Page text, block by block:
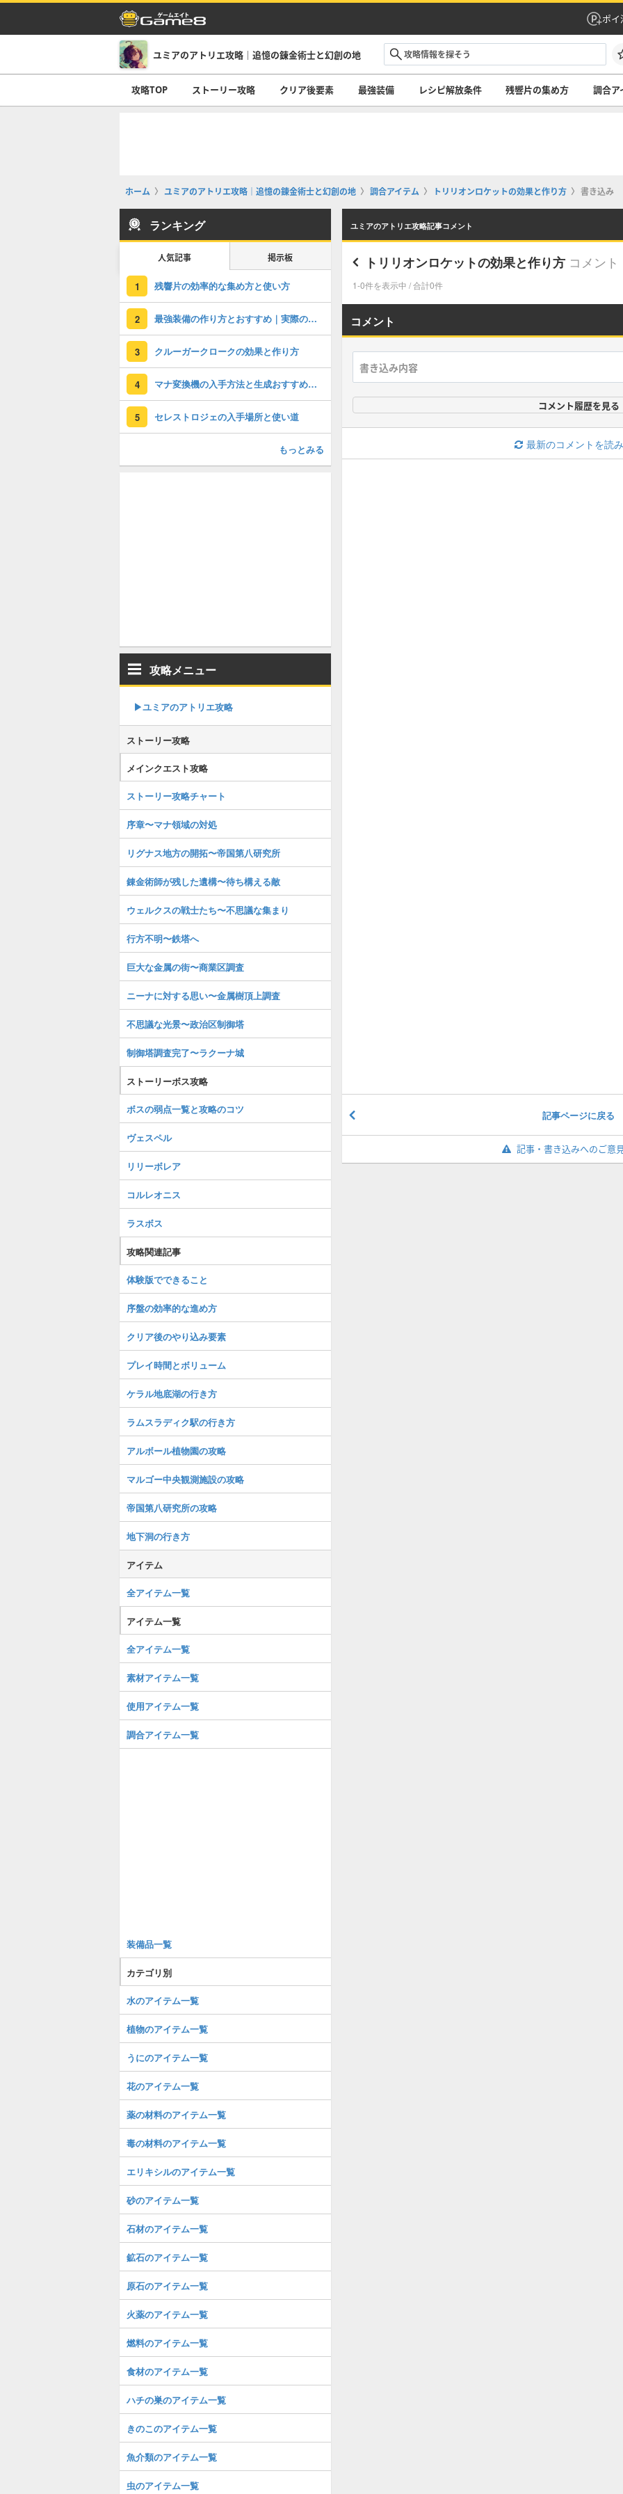
ポイ
ユミアのアトリエ攻略｜追憶の錬金術士と幻創の地
攻略TOP ストーリー攻略 クリア後要素 最強装備 レシピ解放条件 残響片の集め方 調合ア
ホーム ユミアのアトリエ攻略｜追憶の錬金術士と幻創の地 調合アイテム トリリオンロケットの効果と作り方 書き込み
ユミアのアトリエ攻略記事コメント
トリリオンロケットの効果と作り方 コメント
1-0件を表示中 / 合計0件
コメント
コメント履歴を見る
最新のコメントを読
記事ページに戻る
記事・書き込みへのご意
ランキング
人気記事 掲示板
1 残響片の効率的な集め方と使い方
2 最強装備の作り方とおすすめ｜実際の作成手順も紹介
3 クルーガークロークの効果と作り方
4 マナ変換機の入手方法と生成おすすめアイテム
5 セレストロジェの入手場所と使い道
もっとみる
攻略メニュー
▶︎ユミアのアトリエ攻略
ストーリー攻略
メインクエスト攻略
ストーリー攻略チャート
序章〜マナ領域の対処
リグナス地方の開拓〜帝国第八研究所
錬金術師が残した遺構〜待ち構える敵
ウェルクスの戦士たち〜不思議な集まり
行方不明〜鉄塔へ
巨大な金属の街〜商業区調査
ニーナに対する思い〜金属樹頂上調査
不思議な光景〜政治区制御塔
制御塔調査完了〜ラクーナ城
ストーリーボス攻略
ボスの弱点一覧と攻略のコツ
ヴェスペル
リリーボレア
コルレオニス
ラスボス
攻略関連記事
体験版でできること
序盤の効率的な進め方
クリア後のやり込み要素
プレイ時間とボリューム
ケラル地底湖の行き方
ラムスラディク駅の行き方
アルボール植物園の攻略
マルゴー中央観測施設の攻略
帝国第八研究所の攻略
地下洞の行き方
アイテム
全アイテム一覧
アイテム一覧
全アイテム一覧
素材アイテム一覧
使用アイテム一覧
調合アイテム一覧
装備品一覧
カテゴリ別
水のアイテム一覧
植物のアイテム一覧
うにのアイテム一覧
花のアイテム一覧
薬の材料のアイテム一覧
毒の材料のアイテム一覧
エリキシルのアイテム一覧
砂のアイテム一覧
石材のアイテム一覧
鉱石のアイテム一覧
原石のアイテム一覧
火薬のアイテム一覧
燃料のアイテム一覧
食材のアイテム一覧
ハチの巣のアイテム一覧
きのこのアイテム一覧
魚介類のアイテム一覧
虫のアイテム一覧